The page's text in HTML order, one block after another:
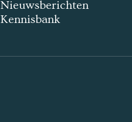
Nieuwsberichten
Kennisbank